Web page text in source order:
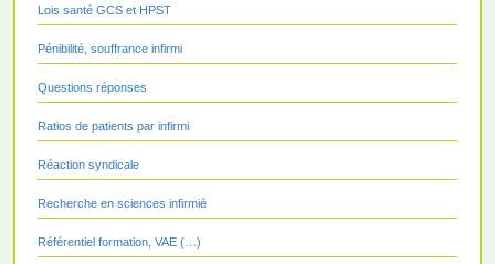
Lois santé GCS et HPST
Pénibilité, souffrance infirmi
Questions réponses
Ratios de patients par infirmi
Réaction syndicale
Recherche en sciences infirmiè
Référentiel formation, VAE (…)